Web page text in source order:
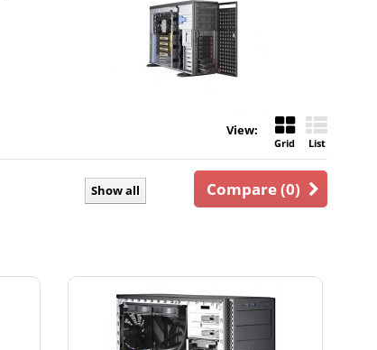
View:
Grid List
Compare (0)
Show all